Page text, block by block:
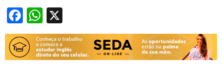
F
a
ce
W
h
at